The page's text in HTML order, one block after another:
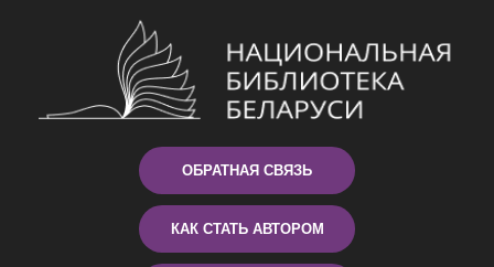
ОБРАТНАЯ СВЯЗЬ
КАК СТАТЬ АВТОРОМ